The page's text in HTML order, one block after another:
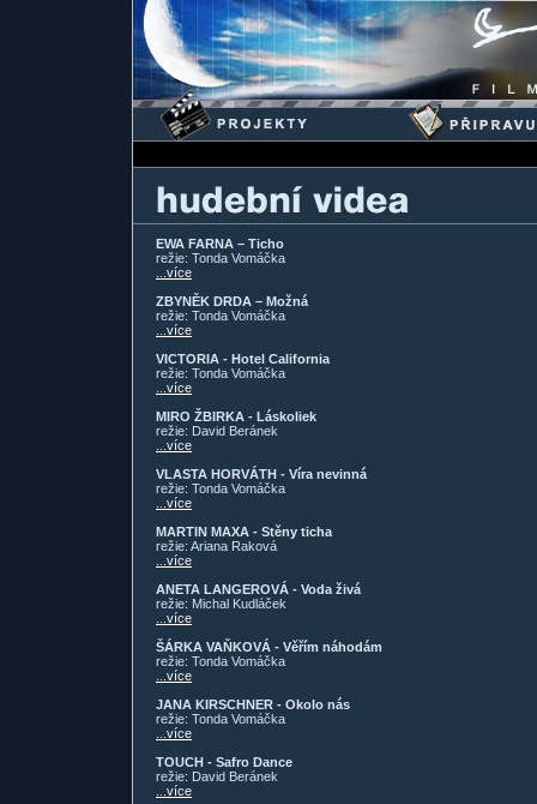
EWA FARNA – Ticho
režie: Tonda Vomáčka
...více
ZBYNĚK DRDA – Možná
režie: Tonda Vomáčka
...více
VICTORIA - Hotel California
režie: Tonda Vomáčka
...více
MIRO ŽBIRKA - Láskoliek
režie: David Beránek
...více
VLASTA HORVÁTH - Víra nevinná
režie: Tonda Vomáčka
...více
MARTIN MAXA - Stěny ticha
režie: Ariana Raková
...více
ANETA LANGEROVÁ - Voda živá
režie: Michal Kudláček
...více
ŠÁRKA VAŇKOVÁ - Věřím náhodám
režie: Tonda Vomáčka
...více
JANA KIRSCHNER - Okolo nás
režie: Tonda Vomáčka
...více
TOUCH - Safro Dance
režie: David Beránek
...více